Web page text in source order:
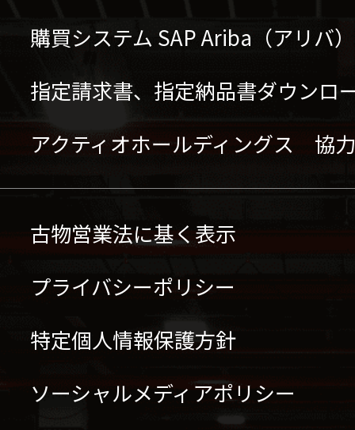
購買システム SAP Ariba（アリバ
指定請求書、指定納品書ダウンロ
アクティオホールディングス 協
古物営業法に基く表示
プライバシーポリシー
特定個人情報保護方針
ソーシャルメディアポリシー